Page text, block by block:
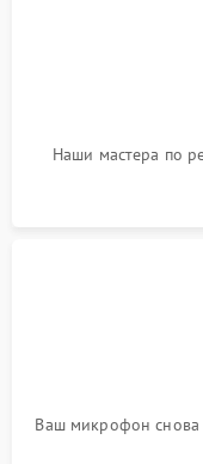
Наши мастера по
Ваш микрофон снова